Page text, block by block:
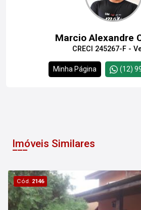
Marcio Alexandre
CRECI 245267-F -
Minha Página (12)
Imóveis Similares
Cód. 2146